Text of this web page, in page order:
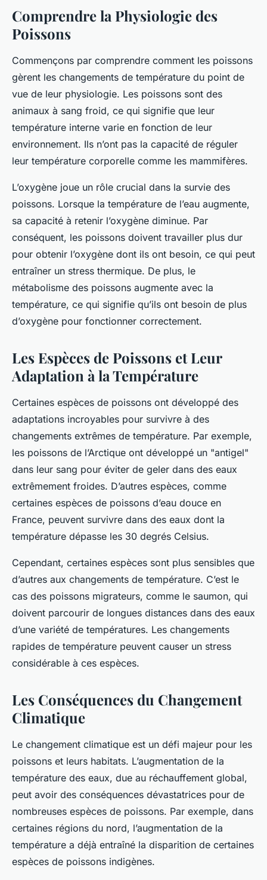
Comprendre la Physiologie des
Poissons
Commençons par comprendre comment les poissons
gèrent les changements de température du point de
vue de leur physiologie. Les poissons sont des
animaux à sang froid, ce qui signifie que leur
température interne varie en fonction de leur
environnement. Ils n’ont pas la capacité de réguler
leur température corporelle comme les mammifères.
L’oxygène joue un rôle crucial dans la survie des
poissons. Lorsque la température de l’eau augmente,
sa capacité à retenir l’oxygène diminue. Par
conséquent, les poissons doivent travailler plus dur
pour obtenir l’oxygène dont ils ont besoin, ce qui peut
entraîner un stress thermique. De plus, le
métabolisme des poissons augmente avec la
température, ce qui signifie qu’ils ont besoin de plus
d’oxygène pour fonctionner correctement.
Les Espèces de Poissons et Leur
Adaptation à la Température
Certaines espèces de poissons ont développé des
adaptations incroyables pour survivre à des
changements extrêmes de température. Par exemple,
les poissons de l’Arctique ont développé un "antigel"
dans leur sang pour éviter de geler dans des eaux
extrêmement froides. D’autres espèces, comme
certaines espèces de poissons d’eau douce en
France, peuvent survivre dans des eaux dont la
température dépasse les 30 degrés Celsius.
Cependant, certaines espèces sont plus sensibles que
d’autres aux changements de température. C’est le
cas des poissons migrateurs, comme le saumon, qui
doivent parcourir de longues distances dans des eaux
d’une variété de températures. Les changements
rapides de température peuvent causer un stress
considérable à ces espèces.
Les Conséquences du Changement
Climatique
Le changement climatique est un défi majeur pour les
poissons et leurs habitats. L’augmentation de la
température des eaux, due au réchauffement global,
peut avoir des conséquences dévastatrices pour de
nombreuses espèces de poissons. Par exemple, dans
certaines régions du nord, l’augmentation de la
température a déjà entraîné la disparition de certaines
espèces de poissons indigènes.